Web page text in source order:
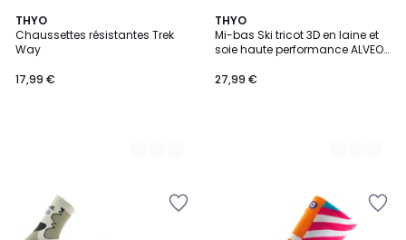
THYO
Chaussettes résistantes Trek
Way
17,99 €
3
Couleurs
THYO
Mi-bas Ski tricot 3D en laine et
soie haute performance ALVEOL
27,99 €
4
Couleurs